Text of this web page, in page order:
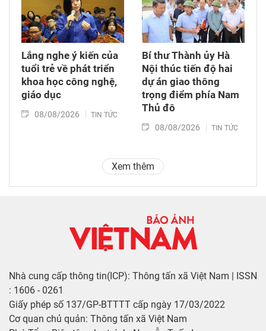
Lắng nghe ý kiến của
tuổi trẻ về phát triển
khoa học công nghệ,
giáo dục
08/08/2026 TIN TỨC
Bí thư Thành ủy Hà
Nội thúc tiến độ hai
dự án giao thông
trọng điểm phía Nam
Thủ đô
08/08/2026 TIN TỨC
Xem thêm
Nhà cung cấp thông tin(ICP): Thông tấn xã Việt Nam | ISSN
: 1606 - 0261
Giấy phép số 137/GP-BTTTT cấp ngày 17/03/2022
Cơ quan chủ quản: Thông tấn xã Việt Nam